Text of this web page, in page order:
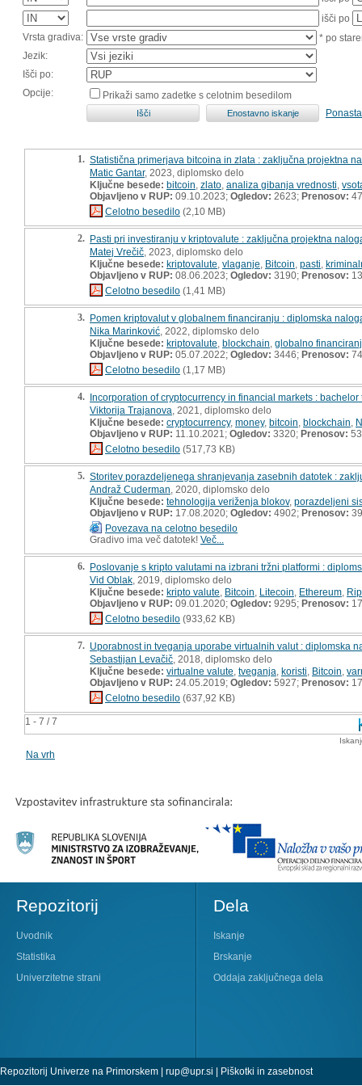
išči po
Vrsta gradiva:
* po
Jezik:
Išči po:
Opcije:
Prikaži samo zadetke s celotnim besedilom
1 - 7 / 7
1. Statistična primerjava bitcoina in zlata : zaključna projektna
Matic Gantar, 2023, diplomsko delo
Ključne besede: bitcoin zlato analiza gibanja vrednosti
Objavljeno v RUP: 09.10.2023; Ogledov: 2623; Prenosov: 47
Celotno besedilo (2,10 MB)
2. Pasti pri investiranju v kriptovalute : zaključna projektna
Matej Vrečič , 2023, diplomsko delo
Ključne besede: kriptovalute vlaganje Bitcoin pasti
Objavljeno v RUP: 08.06.2023; Ogledov: 3190; Prenosov:
Celotno besedilo (1,41 MB)
3. Pomen kriptovalut v globalnem financiranju : diplomska
Nika Marinković , 2022, diplomsko delo
Ključne besede: kriptovalute blockchain globalno
Objavljeno v RUP: 05.07.2022; Ogledov: 3446; Prenosov: 74
Celotno besedilo (1,17 MB)
4. Incorporation of cryptocurrency in financial markets : bachelor
Viktorija Trajanova , 2021, diplomsko delo
Ključne besede: cryptocurrency, money, bitcoin blockchain
Objavljeno v RUP: 11.10.2021; Ogledov: 3320; Prenosov: 53
Celotno besedilo (517,73 KB)
5. Storitev porazdeljenega shranjevanja zasebnih datotek :
Andraž Cuderman , 2020, diplomsko delo
Ključne besede: tehnologija veriženja blokov, porazdeljeni
Objavljeno v RUP: 17.08.2020; Ogledov: 4902; Prenosov: 39
Povezava na celotno besedilo
Gradivo ima več datotek! Več...
6. Poslovanje s kripto valutami na izbrani tržni platformi :
Vid Oblak , 2019, diplomsko delo
Ključne besede: kripto valute Bitcoin Litecoin Ethereum
Objavljeno v RUP: 09.01.2020; Ogledov: 9295; Prenosov:
Celotno besedilo (933,62 KB)
7. Uporabnost in tveganja uporabe virtualnih valut : diplomska
Sebastijan Levačič , 2018, diplomsko delo
Ključne besede: virtualne valute tveganja koristi Bitcoin
Objavljeno v RUP: 24.05.2019; Ogledov: 5927; Prenosov:
Celotno besedilo (637,92 KB)
Na vrh
Repozitorij
Uvodnik
Statistika
Univerzitetne strani
Dela
Iskanje
Brskanje
Oddaja zaključnega dela
Repozitorij Univerze na Primorskem | rup@upr.si | Piškotki in zasebnost